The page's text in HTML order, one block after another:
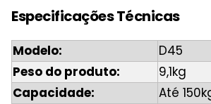
Especificações Técnicas
Modelo:
D45
Peso do produto:
9,1kg
Capacidade:
Até